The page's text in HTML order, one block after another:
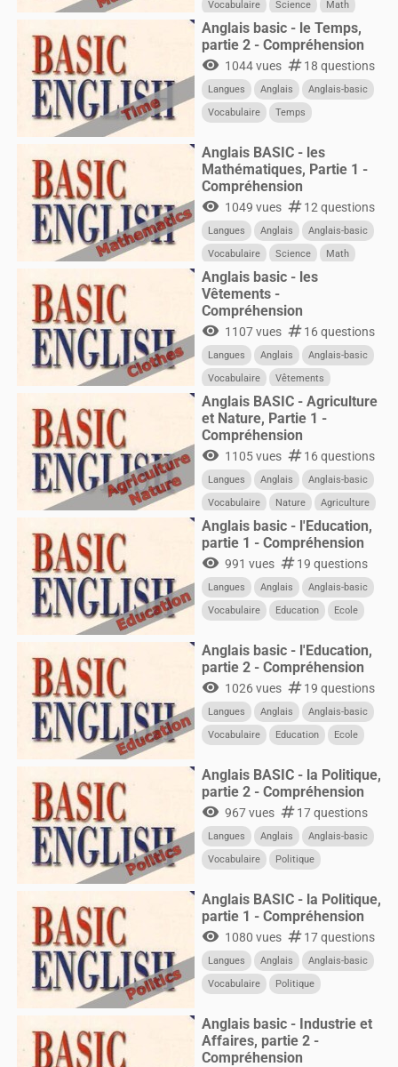
Vocabulaire Science Math
Anglais basic - le Temps,
partie 2 - Compréhension
visibility 1044 vues numbers18 questions
Langues Anglais
Anglais-basic
Vocabulaire
Temps
Anglais BASIC - les
Mathématiques, Partie 1 -
Compréhension
visibility 1049 vues numbers12 questions
Langues Anglais
Anglais-basic
Vocabulaire
Science Math
Anglais basic - les
Vêtements -
Compréhension
visibility 1107 vues numbers16 questions
Langues Anglais
Anglais-basic
Vocabulaire
Vêtements
Anglais BASIC - Agriculture
et Nature, Partie 1 -
Compréhension
visibility 1105 vues numbers16 questions
Langues Anglais
Anglais-basic
Vocabulaire
Nature Agriculture
Anglais basic - l'Education,
partie 1 - Compréhension
visibility 991 vues numbers19 questions
Langues Anglais
Anglais-basic
Vocabulaire
Education Ecole
Anglais basic - l'Education,
partie 2 - Compréhension
visibility 1026 vues numbers19 questions
Langues Anglais
Anglais-basic
Vocabulaire
Education Ecole
Anglais BASIC - la Politique,
partie 2 - Compréhension
visibility 967 vues numbers17 questions
Langues Anglais
Anglais-basic
Vocabulaire
Politique
Anglais BASIC - la Politique,
partie 1 - Compréhension
visibility 1080 vues numbers17 questions
Langues Anglais
Anglais-basic
Vocabulaire
Politique
Anglais basic - Industrie et
Affaires, partie 2 -
Compréhension